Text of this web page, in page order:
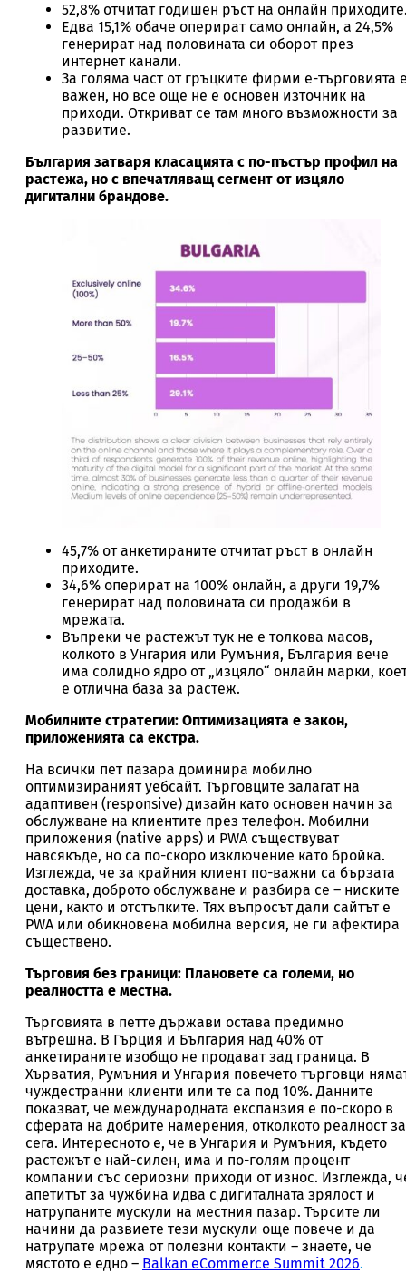
52,8% отчитат годишен ръст на онлайн
Едва 15,1% обаче оперират само онлайн, а 24,5%
генерират над половината си оборот през
интернет канали.
За голяма част от гръцките фирми е-търговията
важен, но все още не е основен източник на
приходи. Откриват се там много възможности за
развитие.
България затваря класацията с по-пъстър профил на
растежа, но с впечатляващ сегмент от изцяло
дигитални брандове.
45,7% от анкетираните отчитат ръст в онлайн
приходите.
34,6% оперират на 100% онлайн, а други 19,7%
генерират над половината си продажби в
мрежата.
Въпреки че растежът тук не е толкова масов,
колкото в Унгария или Румъния, България вече
има солидно ядро от „изцяло“ онлайн марки,
е отлична база за растеж.
Мобилните стратегии: Оптимизацията е закон,
приложенията са екстра.
На всички пет пазара доминира мобилно
оптимизираният уебсайт. Търговците залагат на
адаптивен (responsive) дизайн като основен начин за
обслужване на клиентите през телефон. Мобилни
приложения (native apps) и PWA съществуват
навсякъде, но са по-скоро изключение като бройка.
Изглежда, че за крайния клиент по-важни са бързата
доставка, доброто обслужване и разбира се – ниските
цени, както и отстъпките. Тях въпросът дали сайтът е
PWA или обикновена мобилна версия, не ги афектира
съществено.
Търговия без граници: Плановете са големи, но
реалността е местна.
Търговията в петте държави остава предимно
вътрешна. В Гърция и България над 40% от
анкетираните изобщо не продават зад граница. В
Хърватия, Румъния и Унгария повечето търговци
чуждестранни клиенти или те са под 10%. Данните
показват, че международната експанзия е по-скоро в
сферата на добрите намерения, отколкото реалност за
сега. Интересното е, че в Унгария и Румъния, където
растежът е най-силен, има и по-голям процент
компании със сериозни приходи от износ. Изглежда,
апетитът за чужбина идва с дигиталната зрялост и
натрупаните мускули на местния пазар. Търсите ли
начини да развиете тези мускули още повече и да
натрупате мрежа от полезни контакти – знаете, че
мястото е едно – Balkan eCommerce Summit 2026.